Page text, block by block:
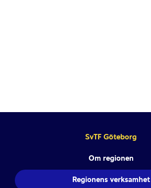
SvTF Göteborg
Om regionen
Regionens verksamhet